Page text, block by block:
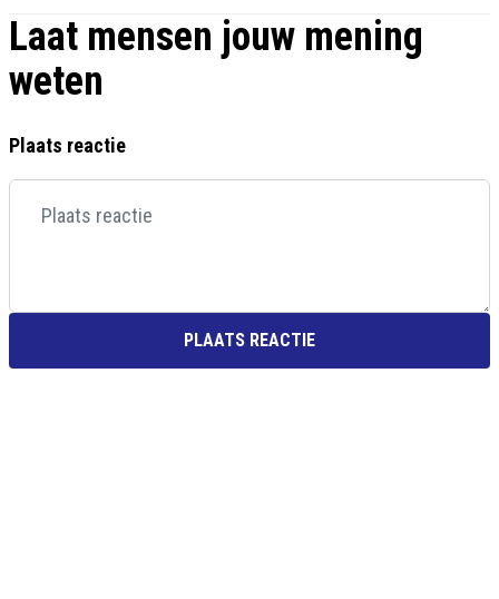
Laat mensen jouw mening
weten
Plaats reactie
PLAATS REACTIE